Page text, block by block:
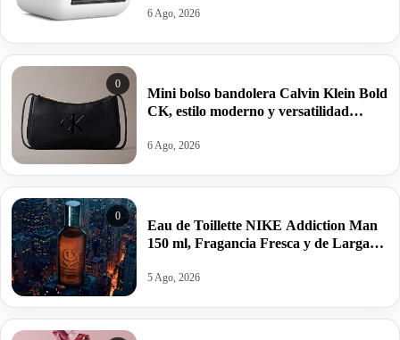
6 Ago, 2026
0
Mini bolso bandolera Calvin Klein Bold
CK, estilo moderno y versatilidad
6 Ago, 2026
0
Eau de Toillette NIKE Addiction Man
150 ml, Fragancia Fresca y de Larga
5 Ago, 2026